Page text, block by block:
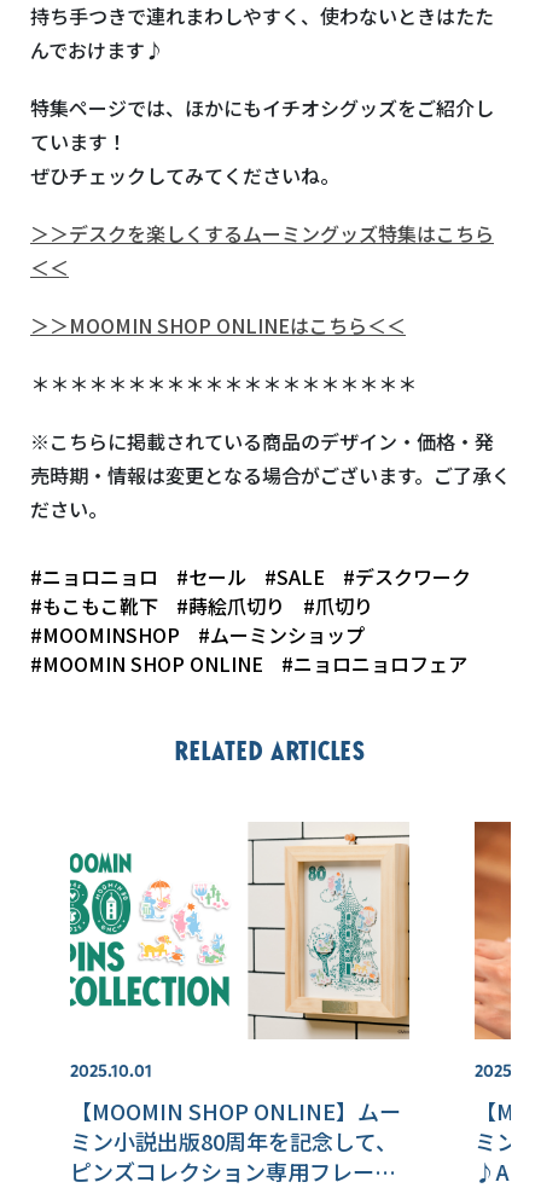
持ち手つきで連れまわしやすく、使わないときはたた
んでおけます♪
特集ページでは、ほかにもイチオシグッズをご紹介し
ています！
ぜひチェックしてみてくださいね。
＞＞デスクを楽しくするムーミングッズ特集はこちら
＜＜
＞＞MOOMIN SHOP ONLINEはこちら＜＜
＊＊＊＊＊＊＊＊＊＊＊＊＊＊＊＊＊＊＊＊
※こちらに掲載されている商品のデザイン・価格・発
売時期・情報は変更となる場合がございます。ご了承く
ださい。
#ニョロニョロ #セール #SALE
#デスクワーク
#もこもこ靴下
#蒔絵爪切り
#爪切り
#MOOMINSHOP
#ムーミンショップ
#MOOMIN SHOP ONLINE
#ニョロニョロフェア
Related articles
2025.10.01
【MOOMIN SHOP ONLINE】ムー
ミン小説出版80周年を記念して、
ピンズコレクション専用フレーム
【
ミン